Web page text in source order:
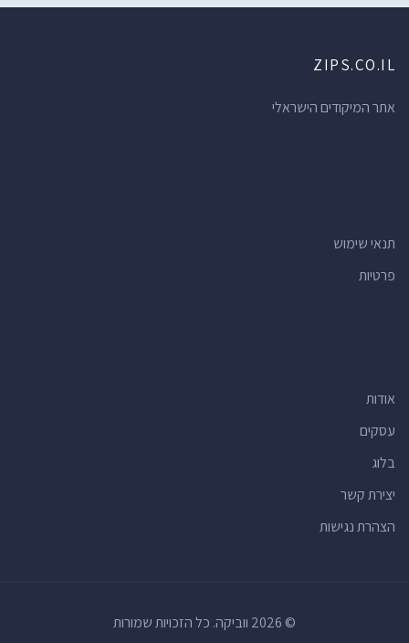
ZIPS.CO.IL
אתר המיקודים הישראלי
תנאי שימוש
פרטיות
אודות
עסקים
בלוג
יצירת קשר
הצהרת נגישות
© 2026 ווביקה. כל הזכויות שמורות